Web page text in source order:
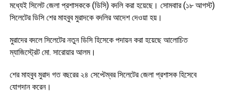
মধ্যেই সিলেট জেলা প্রশাসককে (ডিসি) বদলি করা হয়েছে। সোমবাার (১৮ আগস্ট)
সিলেটের ডিসি শের মাহবুব মুরাদকে বদলির আদেশ দেওয়া হয়।
মুরাদের বদলে সিলেটের নতুন ডিসি হিসেকে পদায়ন করা হয়েছে আলোচিত
ম্যাজিস্ট্রেট মো. সারোয়ার আলম।
শের মাহবুব মুরাদ গত বছরের ২৪ সেপ্টেম্বর সিলেটের জেলা প্রশাসক হিসেবে
যোগদান করেন।